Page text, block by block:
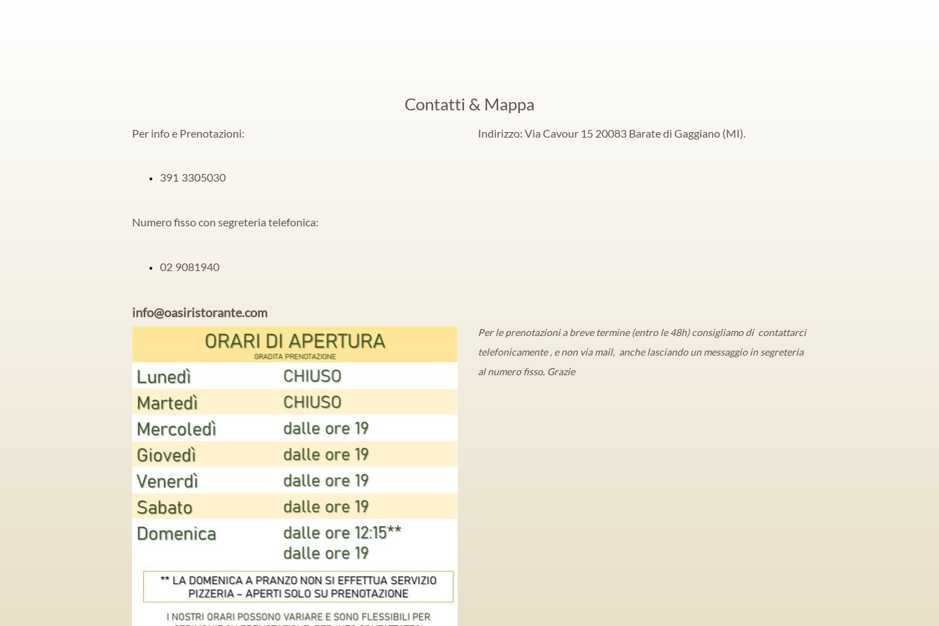
Contatti & Mappa
Per info e Prenotazioni: Indirizzo: Via Cavour 15 20083 Barate di Gaggiano (MI).
391 3305030
Numero fisso con segreteria telefonica:
02 9081940
info@oasiristorante.com
Per le prenotazioni a breve termine (entro le 48h) consigliamo di contattarci
telefonicamente, e non via mail, anchelasciando un messaggio in segreteria
al numero fisso. Grazie